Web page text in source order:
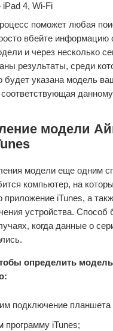
4, Wi-Fi
поможет любая
вбейте информацию
и через несколько
результаты, среди
будет указана модель
соответствующая
модели
модели еще одним
компьютер, на
приложение iTunes, а
устройства. Способ
когда данные о
определить
подключение планшета
программу iTunes;